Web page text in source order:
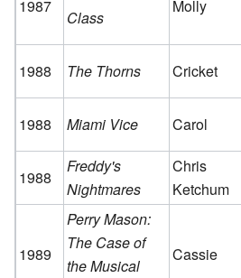
1987
Class
Molly
1988
The Thorns Cricket
1988
Miami Vice Carol
1988
Freddy's
Nightmares
Chris
Ketchum
1989
Perry Mason:
The Case of
the Musical
Cassie